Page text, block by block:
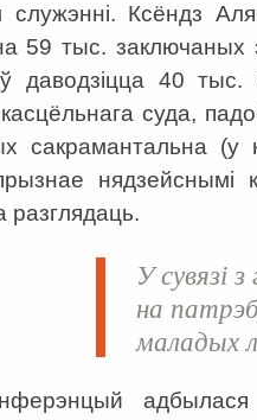
служэнні. Ксёндз
59 тыс. заключаных
даводзіцца 40
суда,
сакрамантальна (у
разглядаць.
У сувязі
на
маладых